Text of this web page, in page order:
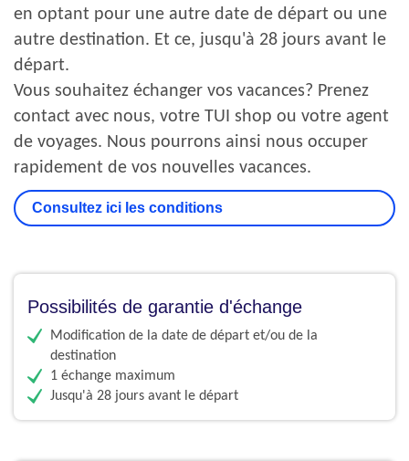
en optant pour une autre date de départ ou une
autre destination. Et ce, jusqu'à 28 jours avant le
départ.
Vous souhaitez échanger vos vacances? Prenez
contact avec nous, votre TUI shop ou votre agent
de voyages. Nous pourrons ainsi nous occuper
rapidement de vos nouvelles vacances.
Consultez ici les conditions
Possibilités de garantie d'échange
Modification de la date de départ et/ou de la
destination
1 échange maximum
Jusqu'à 28 jours avant le départ